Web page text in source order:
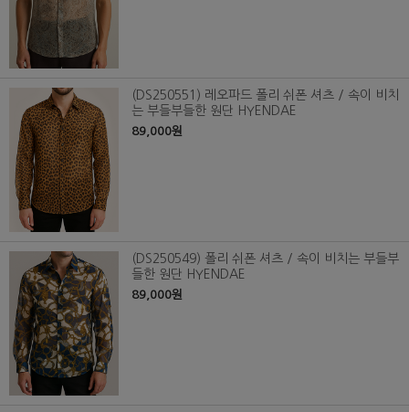
(DS250551) 레오파드 폴리 쉬폰 셔츠 / 속이 비치
는 부들부들한 원단 HYENDAE
89,000원
(DS250549) 폴리 쉬폰 셔츠 / 속이 비치는 부들부
들한 원단 HYENDAE
89,000원